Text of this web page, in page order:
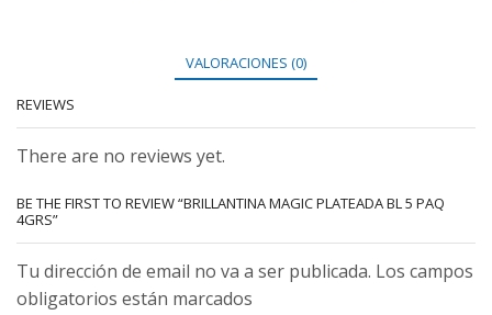
VALORACIONES (0)
REVIEWS
There are no reviews yet.
BE THE FIRST TO REVIEW “BRILLANTINA MAGIC PLATEADA BL 5 PAQ
4GRS”
Tu dirección de email no va a ser publicada. Los campos
obligatorios están marcados